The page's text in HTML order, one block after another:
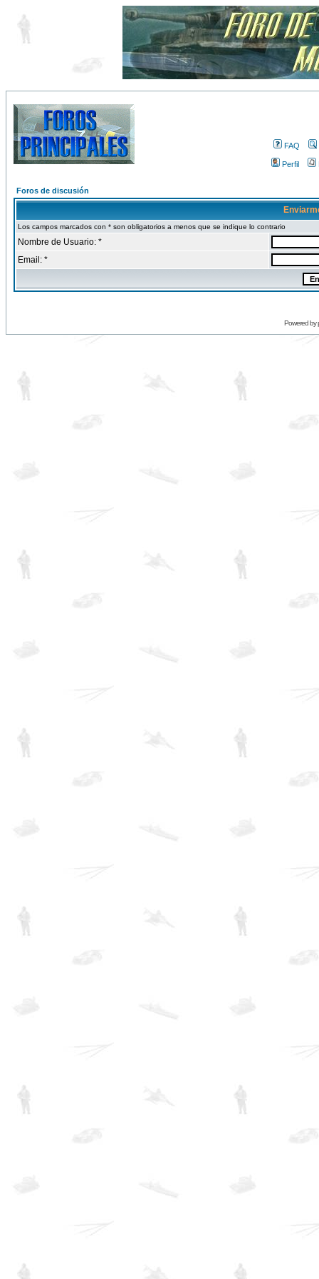
FAQ
Perfil
Foros de discusión
Los campos marcados con * son obligatorios a menos que se indique lo contrario
Nombre de Usuario: *
Email: *
Powered by